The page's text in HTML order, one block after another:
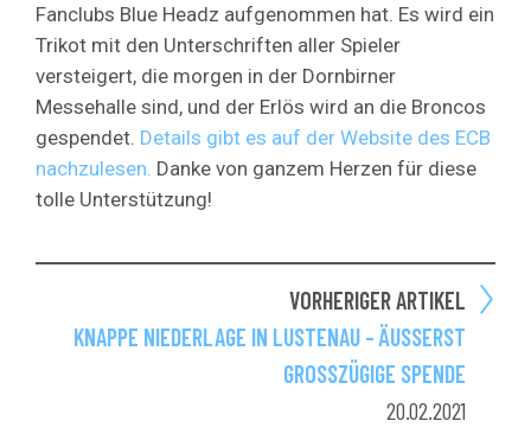
Fanclubs Blue Headz aufgenommen hat. Es wird ein
Trikot mit den Unterschriften aller Spieler
versteigert, die morgen in der Dornbirner
Messehalle sind, und der Erlös wird an die Broncos
gespendet. Details gibt es auf der Website des ECB
nachzulesen. Danke von ganzem Herzen für diese
tolle Unterstützung!
VORHERIGER ARTIKEL
KNAPPE NIEDERLAGE IN LUSTENAU – ÄUSSERST G
ROSSZÜGIGE SPENDE
20.02.2021